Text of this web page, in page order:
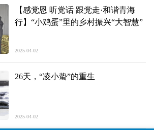
【感党恩 听党话 跟党走·和谐青海
行】“小鸡蛋”里的乡村振兴“大智慧”
2025-04-02
26天，“凌小蛰”的重生
2025-04-02